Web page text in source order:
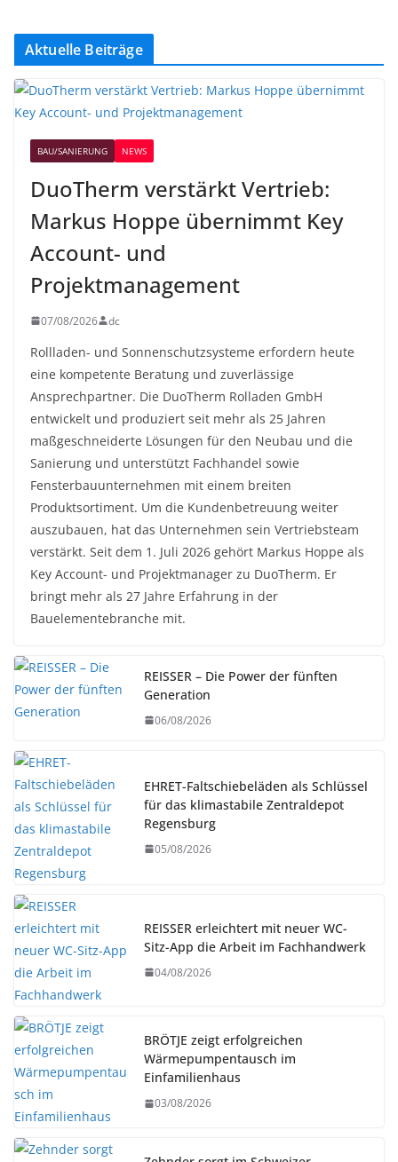
Aktuelle Beiträge
BAU/SANIERUNG NEWS
DuoTherm verstärkt Vertrieb:
Markus Hoppe übernimmt Key
Account- und
Projektmanagement
07/08/2026 dc
Rollladen- und Sonnenschutzsysteme erfordern heute
eine kompetente Beratung und zuverlässige
Ansprechpartner. Die DuoTherm Rolladen GmbH
entwickelt und produziert seit mehr als 25 Jahren
maßgeschneiderte Lösungen für den Neubau und die
Sanierung und unterstützt Fachhandel sowie
Fensterbauunternehmen mit einem breiten
Produktsortiment. Um die Kundenbetreuung weiter
auszubauen, hat das Unternehmen sein Vertriebsteam
verstärkt. Seit dem 1. Juli 2026 gehört Markus Hoppe als
Key Account- und Projektmanager zu DuoTherm. Er
bringt mehr als 27 Jahre Erfahrung in der
Bauelementebranche mit.
REISSER – Die Power der fünften
Generation
06/08/2026
EHRET-Faltschiebeläden als Schlüssel
für das klimastabile Zentraldepot
Regensburg
05/08/2026
REISSER erleichtert mit neuer WC-
Sitz-App die Arbeit im Fachhandwerk
04/08/2026
BRÖTJE zeigt erfolgreichen
Wärmepumpentausch im
Einfamilienhaus
03/08/2026